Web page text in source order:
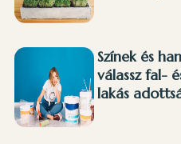
Színek és
válassz fal-
lakás